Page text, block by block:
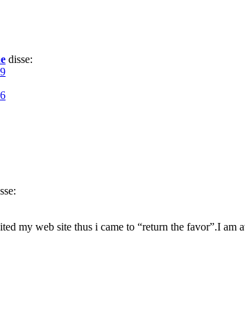
disse:
my web site thus i came to “return the favor”.I